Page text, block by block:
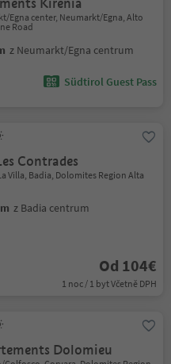
Kirenia
Egna center, Neumarkt/Egna, Alto
Road
z Neumarkt/Egna centrum
Südtirol Guest Pass
Contrades
Villa, Badia, Dolomites Region Alta
z Badia centrum
Od 104€
1 noc / 1 byt Včetně DPH
Dolomieu